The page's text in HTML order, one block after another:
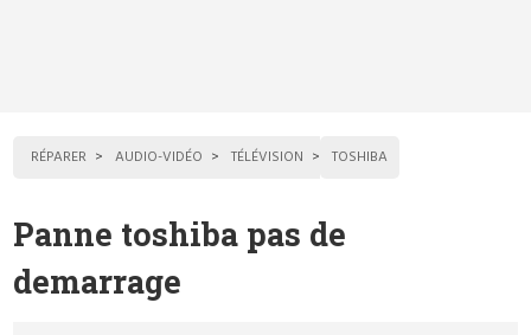
RÉPARER AUDIO-VIDÉO TÉLÉVISION TOSHIBA
Panne toshiba pas de
demarrage